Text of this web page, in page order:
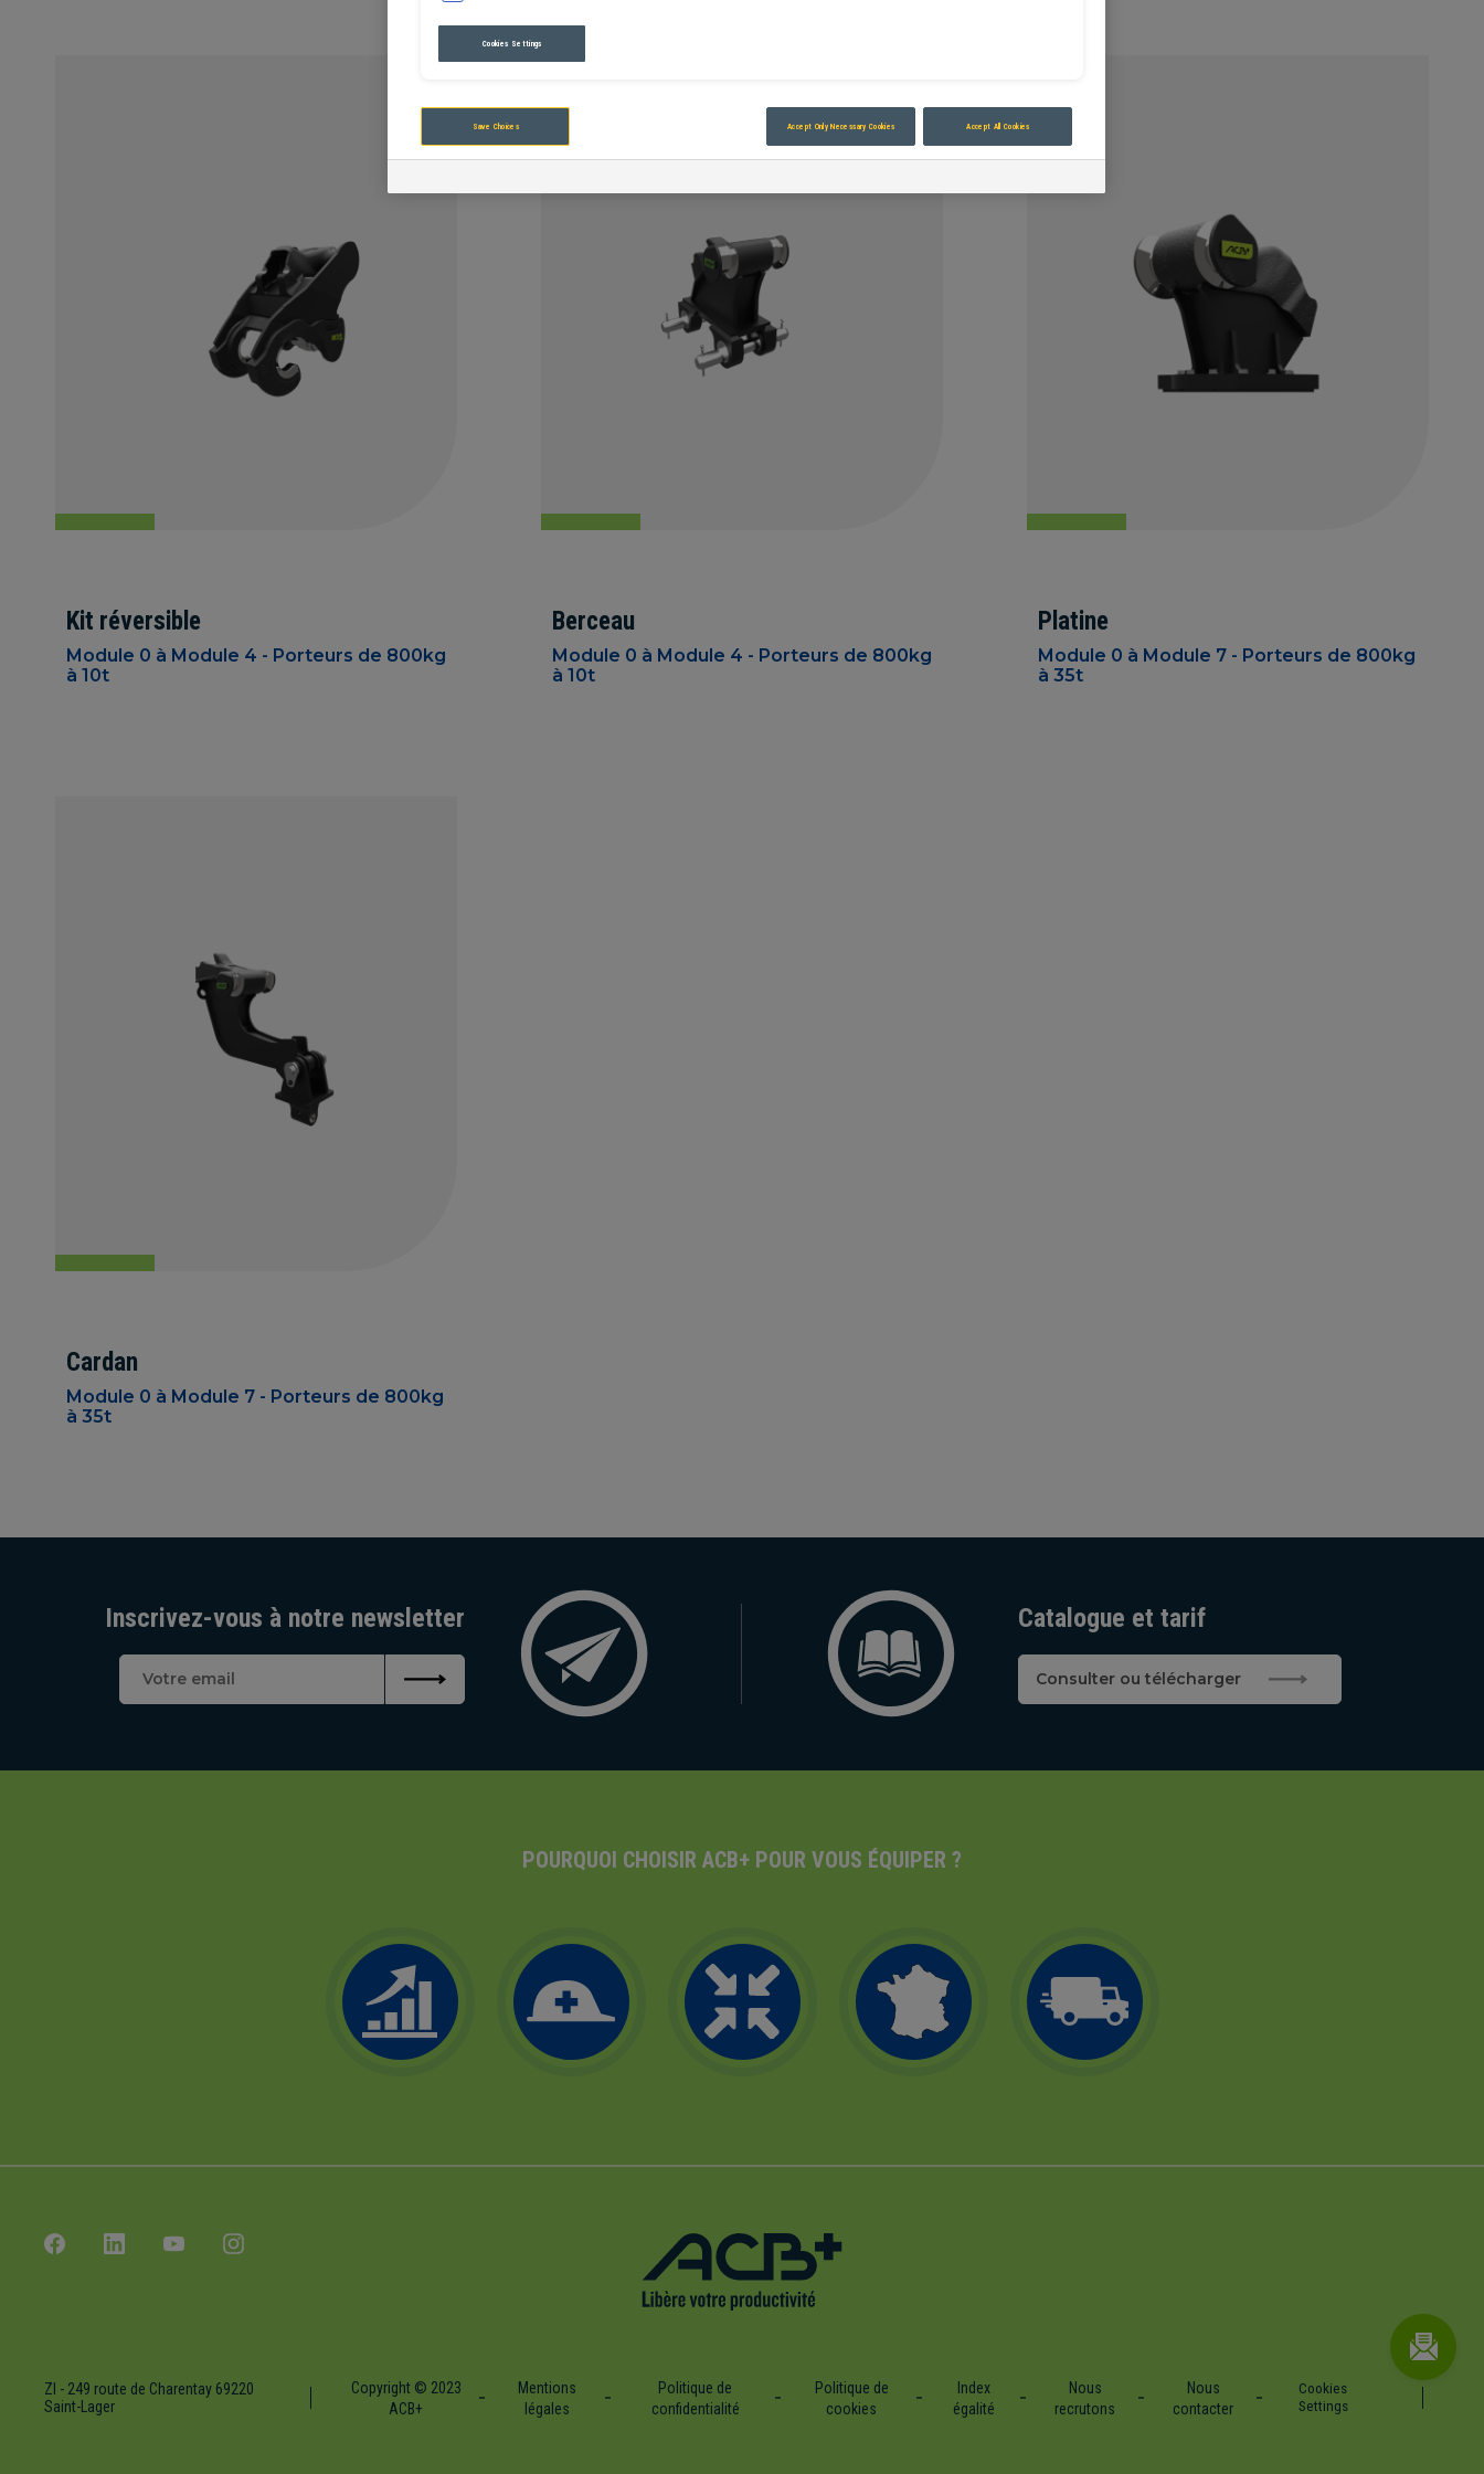
Kit réversible
Module 0 à Module 4 - Porteurs de 800kg
à 10t
Berceau
Module 0 à Module 4 - Porteurs de 800kg
à 10t
Platine
Module 0 à Module 7 - Porteurs de 800kg
à 35t
Cardan
Module 0 à Module 7 - Porteurs de 800kg
à 35t
Inscrivez-vous à notre newsletter Catalogue et tarif
Consulter ou télécharger
POURQUOI CHOISIR ACB+ POUR VOUS ÉQUIPER ?
ZI - 249 route de Charentay 69220
Saint-Lager
Copyright © 2023
ACB+
Mentions
légales
Politique de
confidentialité
Politique de
cookies
Index
égalité
Nous
recrutons
Nous
contacter
Cookies
Settings
Cookies Settings
Save Choices Accept Only Necessary Cookies Accept All Cookies